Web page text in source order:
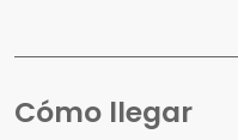
Cómo llegar